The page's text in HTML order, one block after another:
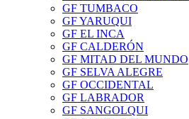
GF TUMBACO
GF YARUQUI
GF EL INCA
GF CALDERÓN
GF MITAD DEL MUNDO
GF SELVA ALEGRE
GF OCCIDENTAL
GF LABRADOR
GF SANGOLQUI